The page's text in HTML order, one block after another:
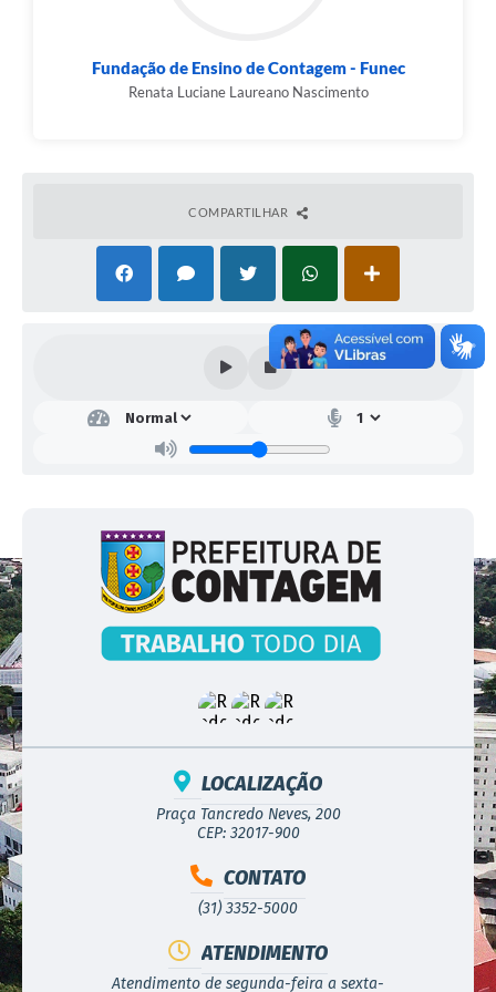
dezembro de 2011 e ainda de acordo com as normas
estabelecidas neste Edital.
Fundação de Ensino de Contagem - Funec
Renata Luciane Laureano Nascimento
COMPARTILHAR
LOCALIZAÇÃO
Praça Tancredo Neves, 200
CEP: 32017-900
CONTATO
(31) 3352-5000
ATENDIMENTO
Atendimento de segunda-feira a sexta-